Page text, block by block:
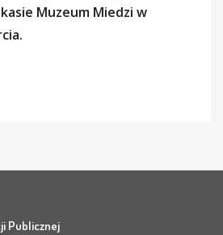
Muzeum Miedzi w
Publicznej